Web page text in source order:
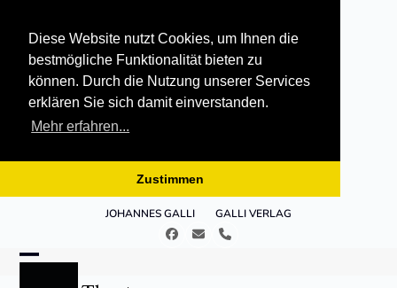
Diese Website nutzt Cookies, um Ihnen die
bestmögliche Funktionalität bieten zu
können. Durch die Nutzung unserer Services
erklären Sie sich damit einverstanden.
Mehr erfahren...
Zustimmen
JOHANNES GALLI GALLI VERLAG
Facebook
E- Telefon